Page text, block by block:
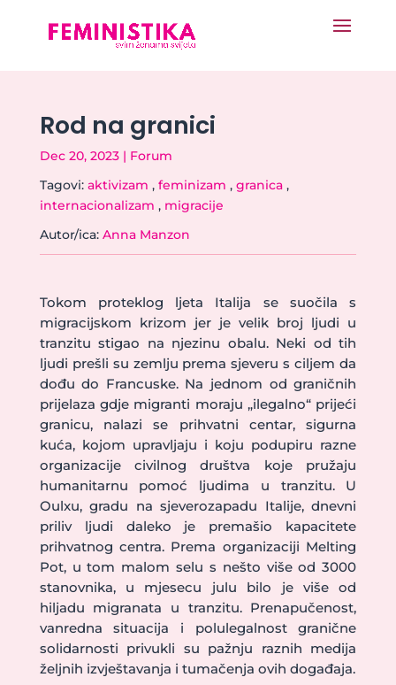
Rod na granici
Dec 20, 2023| Forum
Tagovi: aktivizam , feminizam , granica,
internacionalizam , migracije
Autor/ica: Anna Manzon
Tokom proteklog ljeta Italija se suočila s
migracijskom krizom jer je velik broj ljudi u
tranzitu stigao na njezinu obalu. Neki od tih
ljudi prešli su zemlju prema sjeveru s ciljem da
dođu do Francuske. Na jednom od graničnih
prijelaza gdje migranti moraju „ilegalno“ prijeći
granicu, nalazi se prihvatni centar, sigurna
kuća, kojom upravljaju i koju podupiru razne
organizacije civilnog društva koje pružaju
humanitarnu pomoć ljudima u tranzitu. U
Oulxu, gradu na sjeverozapadu Italije, dnevni
priliv ljudi daleko je premašio kapacitete
prihvatnog centra. Prema organizaciji Melting
Pot, u tom malom selu s nešto više od 3000
stanovnika, u mjesecu julu bilo je više od
hiljadu migranata u tranzitu. Prenapučenost,
vanredna situacija i polulegalnost granične
solidarnosti privukli su pažnju raznih medija
željnih izvještavanja i tumačenja ovih događaja.